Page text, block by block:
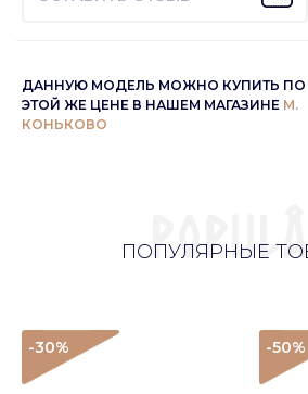
ДАННУЮ МОДЕЛЬ МОЖНО КУПИТЬ ПО
ЭТОЙ ЖЕ ЦЕНЕ В НАШЕМ МАГАЗИНЕ М.
КОНЬКОВО
ПОПУЛЯРНЫЕ
-30% -50%